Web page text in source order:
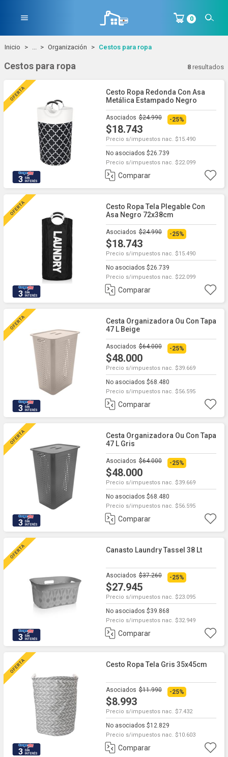
menu 0
Inicio Organización Cestos para ropa
Cestos para ropa 8 resultados
3
Cesto Ropa Redonda Con Asa
Metálica Estampado Negro
38x74cm
Asociados $24.990
$18.743
-25%
Precio s/impuestos nac. $15.490
No asociados $26.739
Precio s/impuestos nac. $22.099
Comparar
3
Cesto Ropa Tela Plegable Con
Asa Negro 72x38cm
Asociados $24.990
$18.743
-25%
Precio s/impuestos nac. $15.490
No asociados $26.739
Precio s/impuestos nac. $22.099
Comparar
3
Cesta Organizadora Ou Con Tapa
47 L Beige
Asociados $64.000
$48.000
-25%
Precio s/impuestos nac. $39.669
No asociados $68.480
Precio s/impuestos nac. $56.595
Comparar
3
Cesta Organizadora Ou Con Tapa
47 L Gris
Asociados $64.000
$48.000
-25%
Precio s/impuestos nac. $39.669
No asociados $68.480
Precio s/impuestos nac. $56.595
Comparar
3
Canasto Laundry Tassel 38 Lt
Asociados $37.260
$27.945
-25%
Precio s/impuestos nac. $23.095
No asociados $39.868
Precio s/impuestos nac. $32.949
Comparar
3
Cesto Ropa Tela Gris 35x45cm
Asociados $11.990
$8.993
-25%
Precio s/impuestos nac. $7.432
No asociados $12.829
Precio s/impuestos nac. $10.603
Comparar